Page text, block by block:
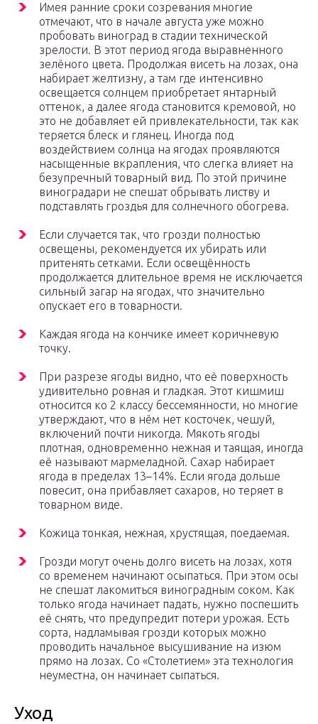
Имея ранние сроки созревания многие
отмечают, что в начале августа уже можно
пробовать виноград в стадии технической
зрелости. В этот период ягода выравненного
зелёного цвета. Продолжая висеть на лозах, она
набирает желтизну, а там где интенсивно
освещается солнцем приобретает янтарный
оттенок, а далее ягода становится кремовой, но
это не добавляет ей привлекательности, так как
теряется блеск и глянец. Иногда под
воздействием солнца на ягодах проявляются
насыщенные вкрапления, что слегка влияет на
безупречный товарный вид. По этой причине
виноградари не спешат обрывать листву и
подставлять гроздья для солнечного обогрева.
Если случается так, что грозди полностью
освещены, рекомендуется их убирать или
притенять сетками. Если освещённость
продолжается длительное время не исключается
сильный загар на ягодах, что значительно
опускает его в товарности.
Каждая ягода на кончике имеет коричневую
точку.
При разрезе ягоды видно, что её поверхность
удивительно ровная и гладкая. Этот кишмиш
относится ко 2 классу бессемянности, но многие
утверждают, что в нём нет косточек, чешуй,
включений почти никогда. Мякоть ягоды
плотная, одновременно нежная и таящая, иногда
её называют мармеладной. Сахар набирает
ягода в пределах 13–14%. Если ягода дольше
повесит, она прибавляет сахаров, но теряет в
товарном виде.
Кожица тонкая, нежная, хрустящая, поедаемая.
Грозди могут очень долго висеть на лозах, хотя
со временем начинают осыпаться. При этом осы
не спешат лакомиться виноградным соком. Как
только ягода начинает падать, нужно поспешить
её снять, что предупредит потери урожая. Есть
сорта, надламывая грозди которых можно
проводить начальное высушивание на изюм
прямо на лозах. Со «Столетием» эта технология
неуместна, он начинает сыпаться.
Уход